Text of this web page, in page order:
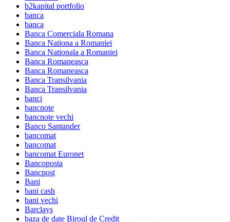
b2kapital portfolio
banca
banca
Banca Comerciala Romana
Banca Nationa a Romaniei
Banca Nationala a Romaniei
Banca Romaneasca
Banca Romaneasca
Banca Transilvania
Banca Transilvania
banci
bancnote
bancnote vechi
Banco Santander
bancomat
bancomat
bancomat Euronet
Bancoposta
Bancpost
Bani
bani cash
bani vechi
Barclays
baza de date Biroul de Credit